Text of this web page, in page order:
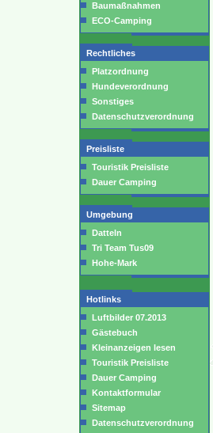
Baumaßnahmen
ECO-Camping
Rechtliches
Platzordnung
Hundeverordnung
Sonstiges
Datenschutzverordnung
Preisliste
Touristik Preisliste
Dauer Camping
Umgebung
Datteln
Tri Team Tus09
Hohe-Mark
Hotlinks
Luftbilder 07.2013
Gästebuch
Kleinanzeigen lesen
Touristik Preisliste
Dauer Camping
Kontaktformular
Sitemap
Datenschutzverordnung